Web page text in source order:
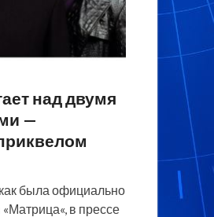
над двумя
—
была официально
в прессе